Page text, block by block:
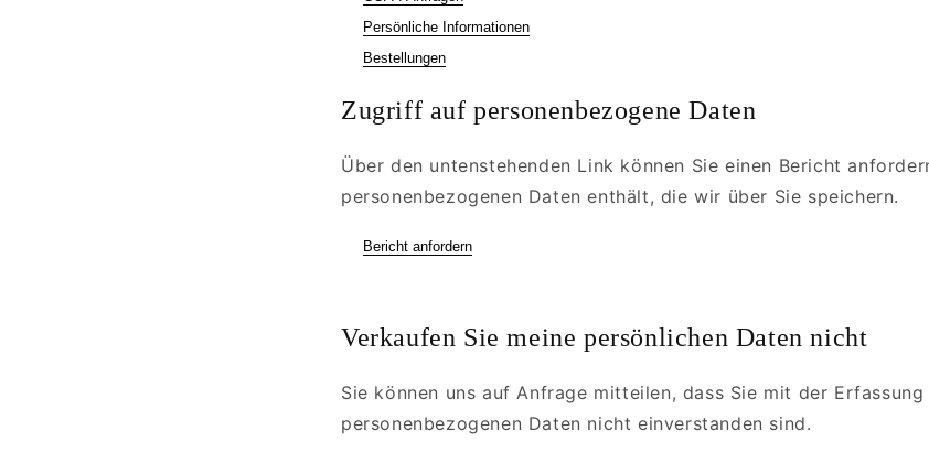
Persönliche Informationen
Bestellungen
Zugriff auf personenbezogene Daten
Über den untenstehenden Link können Sie einen Bericht
personenbezogenen Daten enthält, die wir über Sie speichern.
Bericht anfordern
Verkaufen Sie meine persönlichen Daten nicht
Sie können uns auf Anfrage mitteilen, dass Sie mit der
personenbezogenen Daten nicht einverstanden sind.